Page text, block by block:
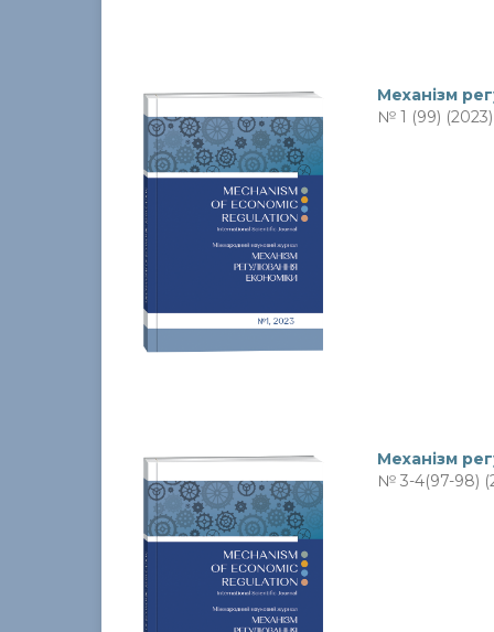
Механiзм
№ 1 (99) (2023)
Механiзм
№ 3-4(97-98)